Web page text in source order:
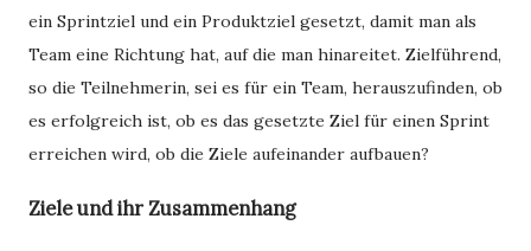
ein Sprintziel und ein Produktziel gesetzt, damit man als
Team eine Richtung hat, auf die man hinareitet. Zielführend,
so die Teilnehmerin, sei es für ein Team, herauszufinden, ob
es erfolgreich ist, ob es das gesetzte Ziel für einen Sprint
erreichen wird, ob die Ziele aufeinander aufbauen?
Ziele und ihr Zusammenhang